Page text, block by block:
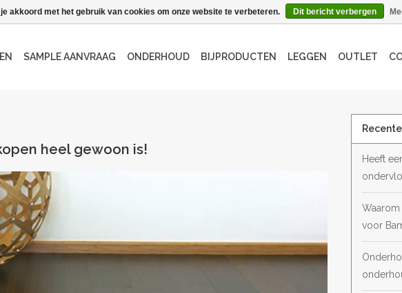
SAMPLE AANVRAAG ONDERHOUD BIJPRODUCTEN LEGGEN OUTLET
heel gewoon is!
Heeft
voor
akkoord met het gebruik van cookies om onze website te verbeteren. Dit bericht verbergen